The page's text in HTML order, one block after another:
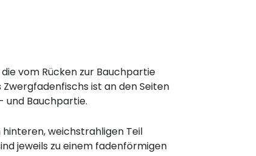
die vom Rücken zur Bauchpartie
ist an den Seiten
und Bauchpartie.
hinteren, weichstrahligen Teil
jeweils zu einem fadenförmigen